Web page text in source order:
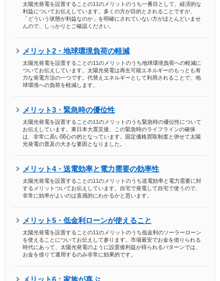
太陽光発電を設置することの11のメリットのうち一番目として、経済的な
利益についてお伝えしています。多くの方が目的とされることですが、
「どういう状態が利益なのか」を明確にされていない方がほとんどいませ
んので、しっかりとご確認ください。
メリット2・地球環境負荷の軽減
太陽光発電を設置することの11のメリットのうち地球環境負荷への軽減に
ついてお伝えしています。太陽光発電は再生可能エネルギーのもっとも有
力な発電方法の一つです。代替えエネルギーとして利用されることで、地
球環境への負荷を軽減します。
メリット3・緊急時の優位性
太陽光発電を設置することの11のメリットのうち緊急時の優位性について
お伝えしています。東日本大震災後、この緊急時のライフラインの確保
は、非常に高い関心の的となっています。固定価格買取制度と併せて太陽
光発電の普及の大きな要因となりました。
メリット4・送電効率と電力需要の効率性
太陽光発電を設置することの11のメリットのうち送電効率と電力需要に対
するメリットついてお伝えしています。自宅で発電して自宅で使うので、
非常に効率がよいのは直感的にわかるかと思います。
メリット5・低金利ローンが使えること
太陽光発電を設置することの11のメリットのうち低金利のソーラーローン
を使えることについてお伝えして参ります。市場最安でお金を借りられる
時代にあって、太陽光発電のように設置後利益が得られるパターンでは、
お金を借りて運用するのみ非常に効果的です。
メリット6：家族が喜ぶ